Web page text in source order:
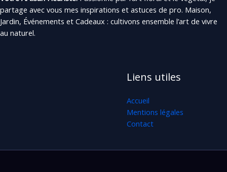
partage avec vous mes inspirations et astuces de pro. Maison,
Jardin, Événements et Cadeaux : cultivons ensemble l’art de vivre
au naturel.
Liens utiles
Accueil
Mentions légales
Contact